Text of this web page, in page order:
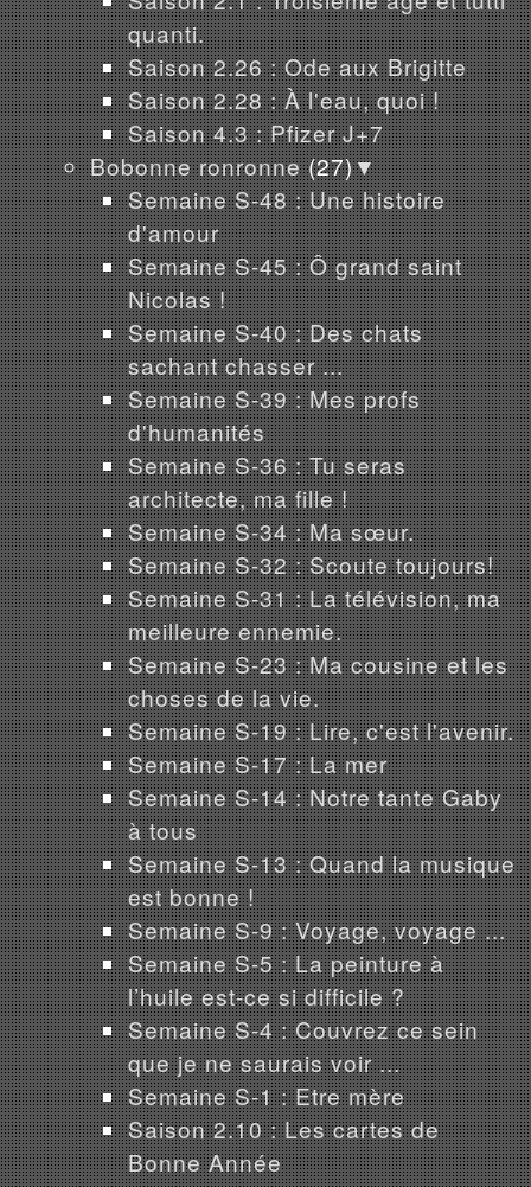
quanti.
Saison 2.26 : Ode aux Brigitte
Saison 2.28 : À l'eau, quoi !
Saison 4.3 : Pfizer J+7
Bobonne ronronne (27)▼
Semaine S-48 : Une histoire
d'amour
Semaine S-45 : Ô grand saint
Nicolas !
Semaine S-40 : Des chats
sachant chasser ...
Semaine S-39 : Mes profs
d'humanités
Semaine S-36 : Tu seras
architecte, ma fille !
Semaine S-34 : Ma sœur.
Semaine S-32 : Scoute toujours!
Semaine S-31 : La télévision, ma
meilleure ennemie.
Semaine S-23 : Ma cousine et les
choses de la vie.
Semaine S-19 : Lire, c'est l'avenir.
Semaine S-17 : La mer
Semaine S-14 : Notre tante Gaby
à tous
Semaine S-13 : Quand la musique
est bonne !
Semaine S-9 : Voyage, voyage ...
Semaine S-5 : La peinture à
l’huile est-ce si difficile ?
Semaine S-4 : Couvrez ce sein
que je ne saurais voir ...
Semaine S-1 : Etre mère
Saison 2.10 : Les cartes de
Bonne Année